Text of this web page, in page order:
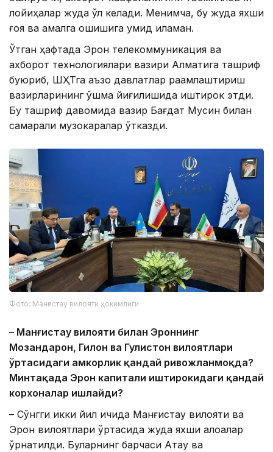
лойиҳалар жуда қўл келади. Менимча, бу жуда яхши
ғоя ва амалга ошишига умид қиламан.
Ўтган ҳафтада Эрон телекоммуникация ва
ахборот технологиялари вазири Алматига ташриф
буюриб, ШҲТга аъзо давлатлар рақамлаштириш
вазирларининг қўшма йиғилишида иштирок этди.
Бу ташриф давомида вазир Бағдат Мусин билан
самарали музокаралар ўтказди.
Фото: Манғистау вилояти ҳокимлиги
– Манғистау вилояти билан Эроннинг
Мозандарон, Гилон ва Гулистон вилоятлари
ўртасидаги ҳамкорлик қандай ривожланмоқда?
Минтақада Эрон капитали иштирокидаги қандай
корхоналар ишлайди?
– Сўнгги икки йил ичида Манғистау вилояти ва
Эрон вилоятлари ўртасида жуда яхши алоқалар
ўрнатилди. Буларнинг барчаси Ақтау ва